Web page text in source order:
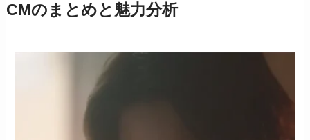
CMのまとめと魅力分析